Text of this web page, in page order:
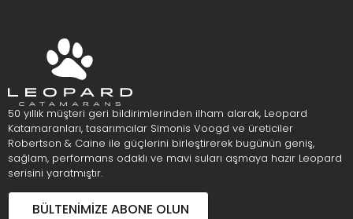
50 yıllık müşteri geri bildirimlerinden ilham alarak, Leopard
Katamaranları, tasarımcılar Simonis Voogd ve üreticiler
Robertson & Caine ile güçlerini birleştirerek bugünün geniş,
sağlam, performans odaklı ve mavi suları aşmaya hazır Leopard
serisini yaratmıştır.
BÜLTENIMIZE ABONE OLUN